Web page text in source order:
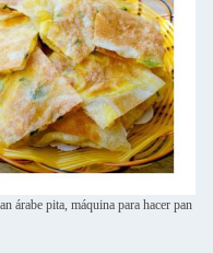
árabe pita, máquina para hacer pan